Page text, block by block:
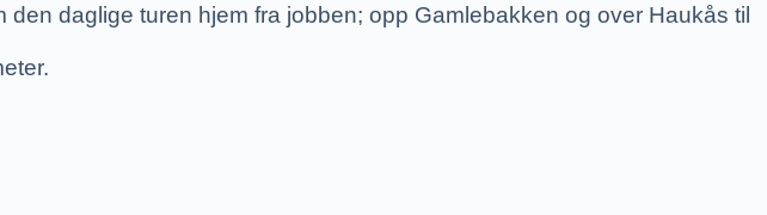
daglige turen hjem fra jobben; opp Gamlebakken og over Haukås til